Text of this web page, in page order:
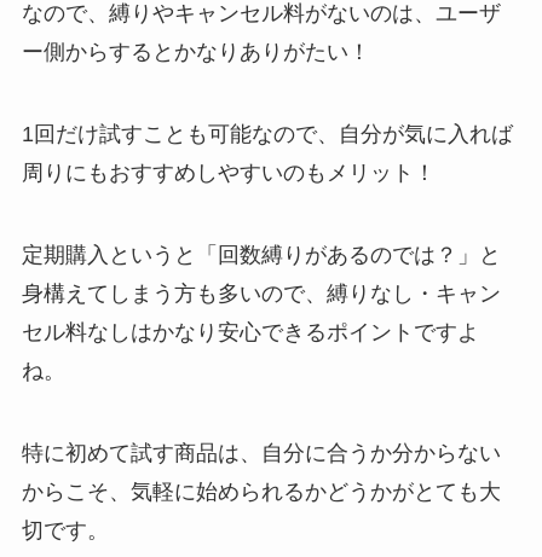
なので、縛りやキャンセル料がないのは、ユーザ
ー側からするとかなりありがたい！
1回だけ試すことも可能なので、自分が気に入れば
周りにもおすすめしやすいのもメリット！
定期購入というと「回数縛りがあるのでは？」と
身構えてしまう方も多いので、縛りなし・キャン
セル料なしはかなり安心できるポイントですよ
ね。
特に初めて試す商品は、自分に合うか分からない
からこそ、気軽に始められるかどうかがとても大
切です。